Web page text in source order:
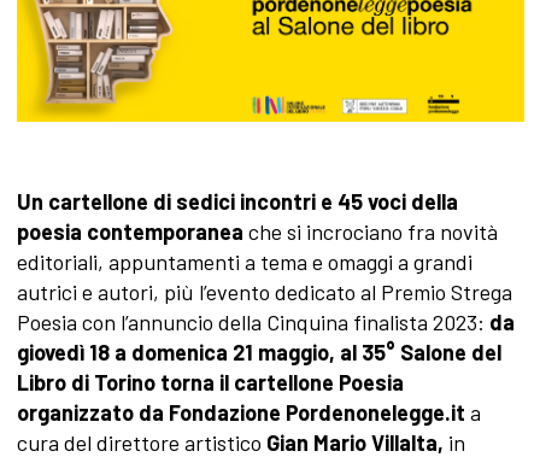
Un cartellone di sedici incontri e 45 voci della
poesia contemporanea che si incrociano fra novità
editoriali, appuntamenti a tema e omaggi a grandi
autrici e autori, più l’evento dedicato al Premio Strega
Poesia con l’annuncio della Cinquina finalista 2023: da
giovedì 18 a domenica 21 maggio, al 35° Salone del
Libro di Torino torna il cartellone Poesia
organizzato da Fondazione Pordenonelegge.it a
cura del direttore artistico Gian Mario Villalta, in